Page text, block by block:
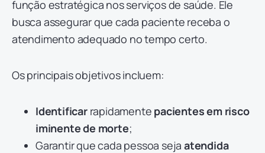
função estratégica nos serviços de saúde. Ele
busca assegurar que cada paciente receba o
atendimento adequado no tempo certo.
Os principais objetivos incluem:
Identificar rapidamente pacientes em risco
iminente de morte;
Garantir que cada pessoa seja atendida